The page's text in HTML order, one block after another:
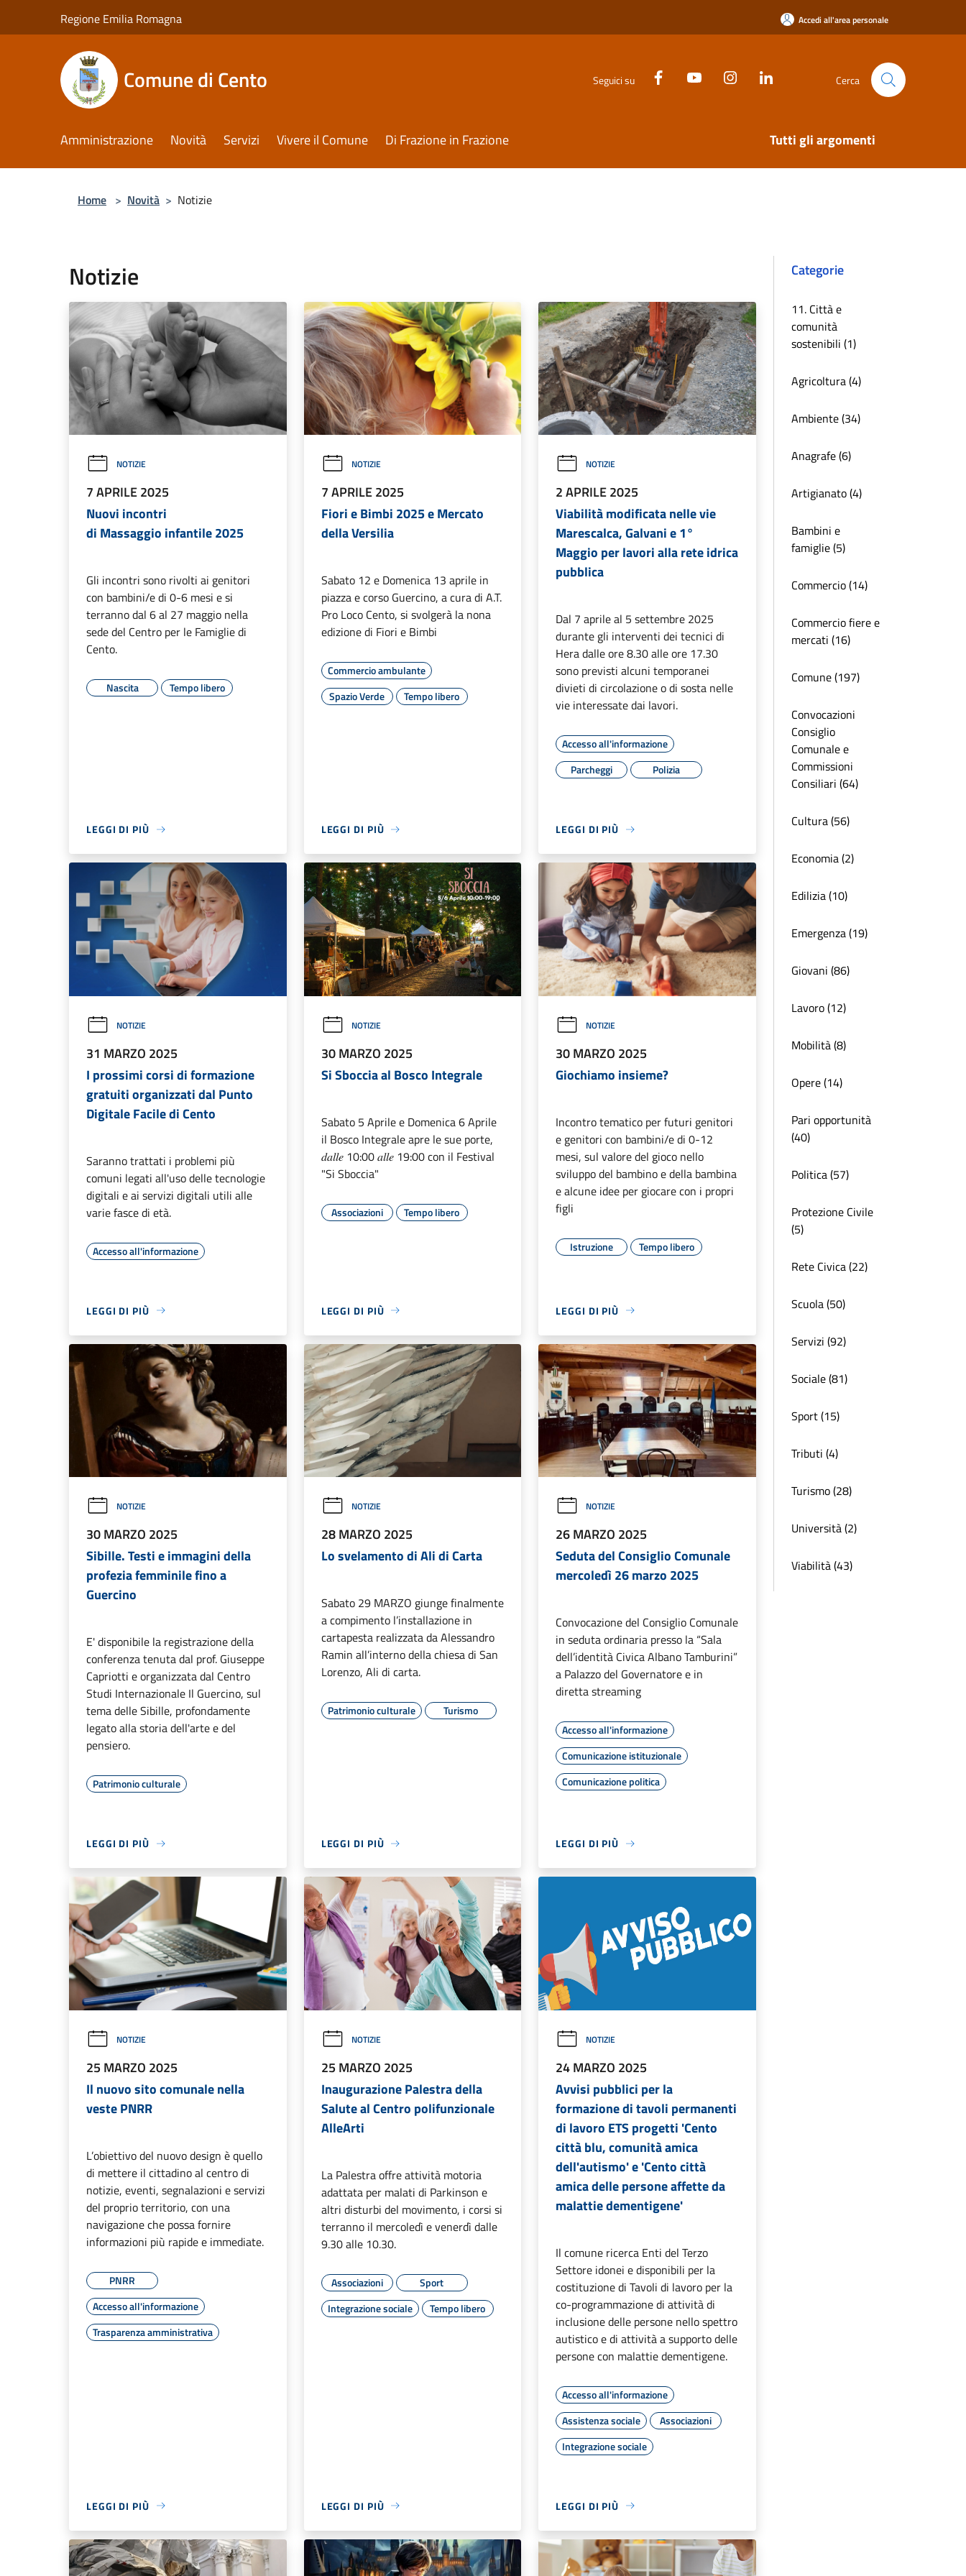
Regione Emilia Romagna Accedi all'area personale
Comune di Cento Seguici su Cerca
Amministrazione Novità Servizi Vivere il Comune Di Frazione in Frazione Tutti gli argomenti
Home > Novità > Notizie
Notizie
NOTIZIE
7 APRILE 2025
Nuovi incontri
di Massaggio infantile 2025
Gli incontri sono rivolti ai genitori
con bambini/e di 0-6 mesi e si
terranno dal 6 al 27 maggio nella
sede del Centro per le Famiglie di
Cento.
Nascita Tempo libero
LEGGI DI PIÙ
NOTIZIE
7 APRILE 2025
Fiori e Bimbi 2025 e Mercato
della Versilia
Sabato 12 e Domenica 13 aprile in
piazza e corso Guercino, a cura di A.T.
Pro Loco Cento, si svolgerà la nona
edizione di Fiori e Bimbi
Commercio ambulante
Spazio Verde
Tempo libero
LEGGI DI PIÙ
NOTIZIE
2 APRILE 2025
Viabilità modificata nelle vie
Marescalca, Galvani e 1°
Maggio per lavori alla rete idrica
pubblica
Dal 7 aprile al 5 settembre 2025
durante gli interventi dei tecnici di
Hera dalle ore 8.30 alle ore 17.30
sono previsti alcuni temporanei
divieti di circolazione o di sosta nelle
vie interessate dai lavori.
Accesso all'informazione
Parcheggi
Polizia
LEGGI DI PIÙ
NOTIZIE
31 MARZO 2025
I prossimi corsi di formazione
gratuiti organizzati dal Punto
Digitale Facile di Cento
Saranno trattati i problemi più
comuni legati all'uso delle tecnologie
digitali e ai servizi digitali utili alle
varie fasce di età.
Accesso all'informazione
LEGGI DI PIÙ
NOTIZIE
30 MARZO 2025
Si Sboccia al Bosco Integrale
Sabato 5 Aprile e Domenica 6 Aprile
il Bosco Integrale apre le sue porte,
𝑑𝑎𝑙𝑙𝑒 10:00 𝑎𝑙𝑙𝑒 19:00 con il Festival
"Si Sboccia"
Associazioni Tempo libero
LEGGI DI PIÙ
NOTIZIE
30 MARZO 2025
Giochiamo insieme?
Incontro tematico per futuri genitori
e genitori con bambini/e di 0-12
mesi, sul valore del gioco nello
sviluppo del bambino e della bambina
e alcune idee per giocare con i propri
figli
Istruzione Tempo libero
LEGGI DI PIÙ
NOTIZIE
30 MARZO 2025
Sibille. Testi e immagini della
profezia femminile fino a
Guercino
E' disponibile la registrazione della
conferenza tenuta dal prof. Giuseppe
Capriotti e organizzata dal Centro
Studi Internazionale Il Guercino, sul
tema delle Sibille, profondamente
legato alla storia dell'arte e del
pensiero.
Patrimonio culturale
LEGGI DI PIÙ
NOTIZIE
28 MARZO 2025
Lo svelamento di Ali di Carta
Sabato 29 MARZO giunge finalmente
a compimento l’installazione in
cartapesta realizzata da Alessandro
Ramin all’interno della chiesa di San
Lorenzo, Ali di carta.
Patrimonio culturale Turismo
LEGGI DI PIÙ
NOTIZIE
26 MARZO 2025
Seduta del Consiglio Comunale
mercoledì 26 marzo 2025
Convocazione del Consiglio Comunale
in seduta ordinaria presso la “Sala
dell’identità Civica Albano Tamburini”
a Palazzo del Governatore e in
diretta streaming
Accesso all'informazione
Comunicazione istituzionale
Comunicazione politica
LEGGI DI PIÙ
NOTIZIE
25 MARZO 2025
Il nuovo sito comunale nella
veste PNRR
L’obiettivo del nuovo design è quello
di mettere il cittadino al centro di
notizie, eventi, segnalazioni e servizi
del proprio territorio, con una
navigazione che possa fornire
informazioni più rapide e immediate.
PNRR
Accesso all'informazione
Trasparenza amministrativa
LEGGI DI PIÙ
NOTIZIE
25 MARZO 2025
Inaugurazione Palestra della
Salute al Centro polifunzionale
AlleArti
La Palestra offre attività motoria
adattata per malati di Parkinson e
altri disturbi del movimento, i corsi si
terranno il mercoledì e venerdì dalle
9.30 alle 10.30.
Associazioni
Sport
Integrazione sociale
Tempo libero
LEGGI DI PIÙ
NOTIZIE
24 MARZO 2025
Avvisi pubblici per la
formazione di tavoli permanenti
di lavoro ETS progetti 'Cento
città blu, comunità amica
dell'autismo' e 'Cento città
amica delle persone affette da
malattie dementigene'
Il comune ricerca Enti del Terzo
Settore idonei e disponibili per la
costituzione di Tavoli di lavoro per la
co-programmazione di attività di
inclusione delle persone nello spettro
autistico e di attività a supporto delle
persone con malattie dementigene.
Accesso all'informazione
Assistenza sociale
Associazioni
Integrazione sociale
LEGGI DI PIÙ
Categorie
11. Città e
comunità
sostenibili (1)
Agricoltura (4)
Ambiente (34)
Anagrafe (6)
Artigianato (4)
Bambini e
famiglie (5)
Commercio (14)
Commercio fiere e
mercati (16)
Comune (197)
Convocazioni
Consiglio
Comunale e
Commissioni
Consiliari (64)
Cultura (56)
Economia (2)
Edilizia (10)
Emergenza (19)
Giovani (86)
Lavoro (12)
Mobilità (8)
Opere (14)
Pari opportunità
(40)
Politica (57)
Protezione Civile
(5)
Rete Civica (22)
Scuola (50)
Servizi (92)
Sociale (81)
Sport (15)
Tributi (4)
Turismo (28)
Università (2)
Viabilità (43)